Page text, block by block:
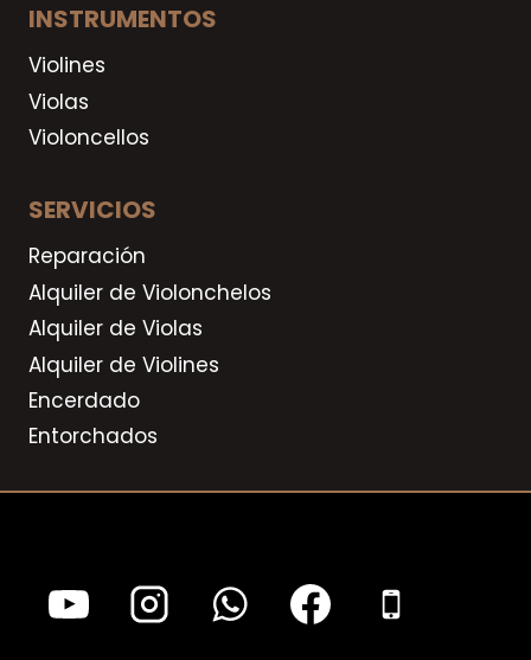
INSTRUMENTOS
Violines
Violas
Violoncellos
SERVICIOS
Reparación
Alquiler de Violonchelos
Alquiler de Violas
Alquiler de Violines
Encerdado
Entorchados